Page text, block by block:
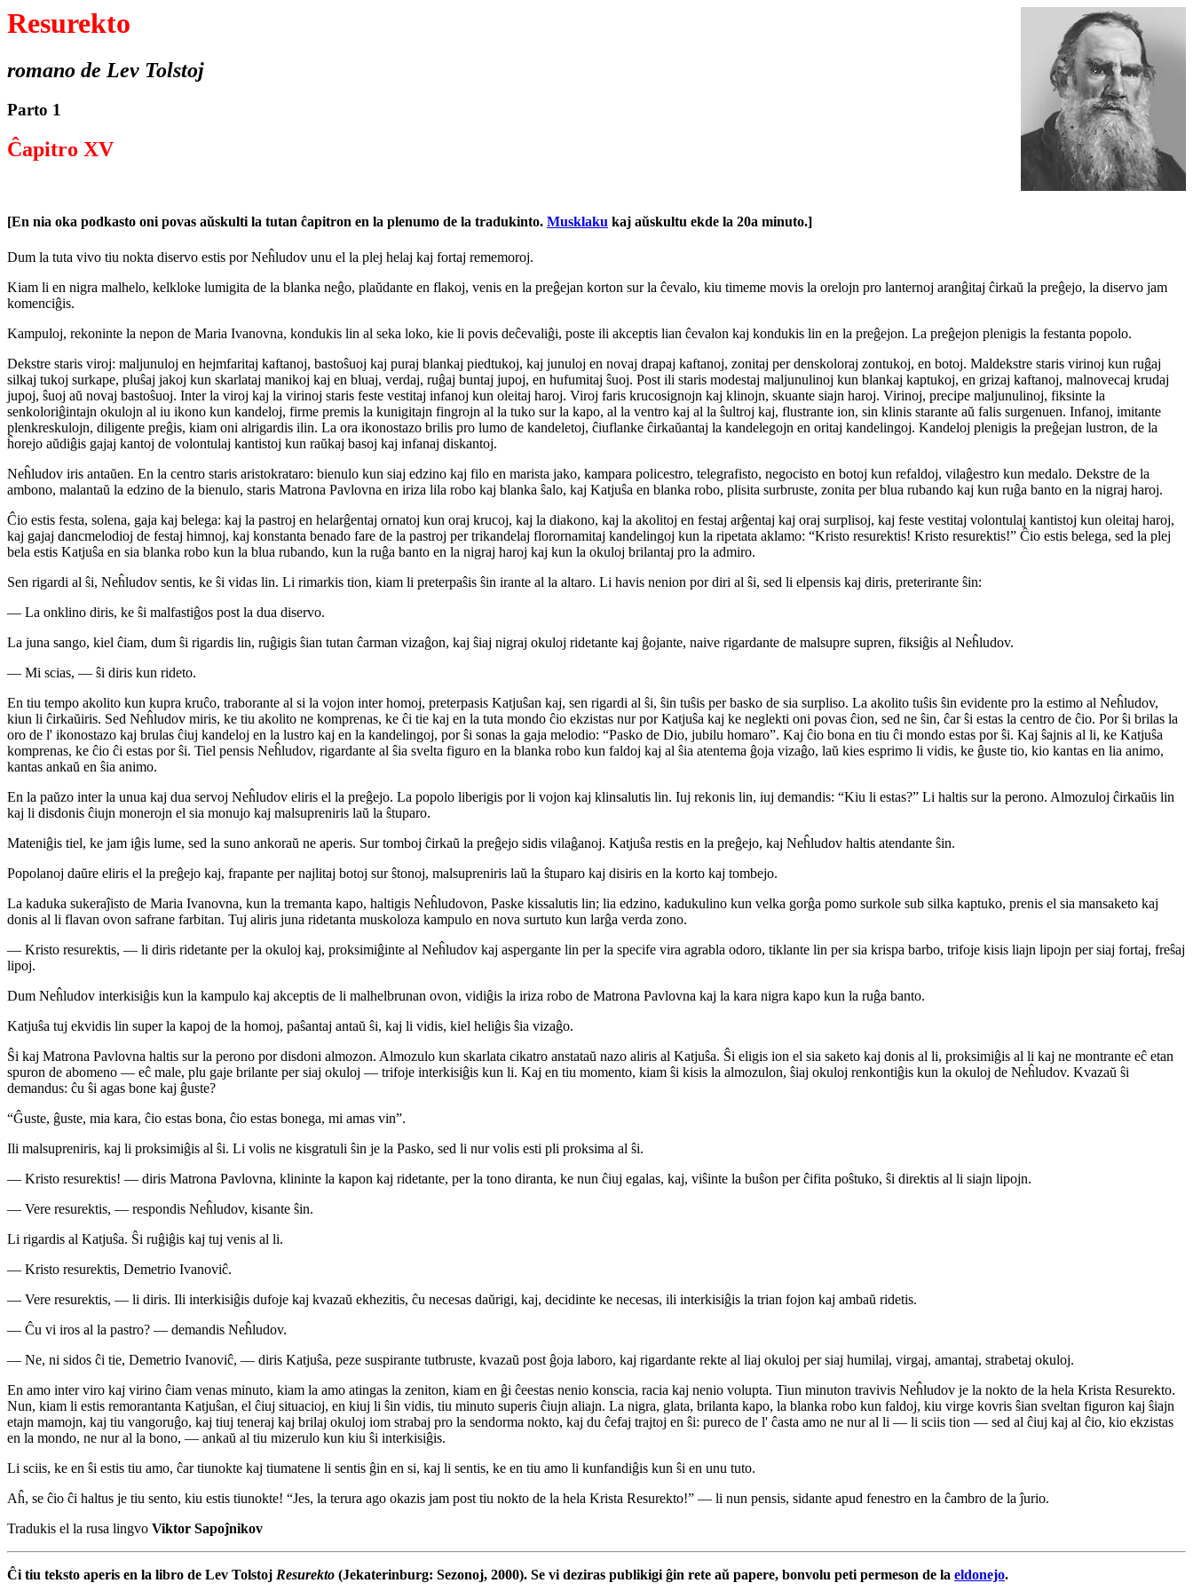
Resurekto
romano de Lev Tolstoj
Parto 1
Ĉapitro XV
[En nia oka podkasto oni povas aŭskulti la tutan ĉapitron en la plenumo de la tradukinto. Musklaku kaj aŭskultu ekde la 20a minuto.]
Dum la tuta vivo tiu nokta diservo estis por Neĥludov unu el la plej helaj kaj fortaj rememoroj.
Kiam li en nigra malhelo, kelkloke lumigita de la blanka neĝo, plaŭdante en flakoj, venis en la preĝejan korton sur la ĉevalo, kiu timeme movis la orelojn pro lanternoj aranĝitaj ĉirkaŭ la preĝejo, la diservo jam
komenciĝis.
Kampuloj, rekoninte la nepon de Maria Ivanovna, kondukis lin al seka loko, kie li povis deĉevaliĝi, poste ili akceptis lian ĉevalon kaj kondukis lin en la preĝejon. La preĝejon plenigis la festanta popolo.
Dekstre staris viroj: maljunuloj en hejmfaritaj kaftanoj, bastoŝuoj kaj puraj blankaj piedtukoj, kaj junuloj en novaj drapaj kaftanoj, zonitaj per denskoloraj zontukoj, en botoj. Maldekstre staris virinoj kun ruĝaj
silkaj tukoj surkape, pluŝaj jakoj kun skarlataj manikoj kaj en bluaj, verdaj, ruĝaj buntaj jupoj, en hufumitaj ŝuoj. Post ili staris modestaj maljunulinoj kun blankaj kaptukoj, en grizaj kaftanoj, malnovecaj krudaj
jupoj, ŝuoj aŭ novaj bastoŝuoj. Inter la viroj kaj la virinoj staris feste vestitaj infanoj kun oleitaj haroj. Viroj faris krucosignojn kaj klinojn, skuante siajn haroj. Virinoj, precipe maljunulinoj, fiksinte la
senkoloriĝintajn okulojn al iu ikono kun kandeloj, firme premis la kunigitajn fingrojn al la tuko sur la kapo, al la ventro kaj al la ŝultroj kaj, flustrante ion, sin klinis starante aŭ falis surgenuen. Infanoj, imitante
plenkreskulojn, diligente preĝis, kiam oni alrigardis ilin. La ora ikonostazo brilis pro lumo de kandeletoj, ĉiuflanke ĉirkaŭantaj la kandelegojn en oritaj kandelingoj. Kandeloj plenigis la preĝejan lustron, de la
ĥorejo aŭdiĝis gajaj kantoj de volontulaj kantistoj kun raŭkaj basoj kaj infanaj diskantoj.
Neĥludov iris antaŭen. En la centro staris aristokrataro: bienulo kun siaj edzino kaj filo en marista jako, kampara policestro, telegrafisto, negocisto en botoj kun refaldoj, vilaĝestro kun medalo. Dekstre de la
ambono, malantaŭ la edzino de la bienulo, staris Matrona Pavlovna en iriza lila robo kaj blanka ŝalo, kaj Katjuŝa en blanka robo, plisita surbruste, zonita per blua rubando kaj kun ruĝa banto en la nigraj haroj.
Ĉio estis festa, solena, gaja kaj belega: kaj la pastroj en helarĝentaj ornatoj kun oraj krucoj, kaj la diakono, kaj la akolitoj en festaj arĝentaj kaj oraj surplisoj, kaj feste vestitaj volontulaj kantistoj kun oleitaj haroj,
kaj gajaj dancmelodioj de festaj himnoj, kaj konstanta benado fare de la pastroj per trikandelaj florornamitaj kandelingoj kun la ripetata aklamo: “Kristo resurektis! Kristo resurektis!” Ĉio estis belega, sed la plej
bela estis Katjuŝa en sia blanka robo kun la blua rubando, kun la ruĝa banto en la nigraj haroj kaj kun la okuloj brilantaj pro la admiro.
Sen rigardi al ŝi, Neĥludov sentis, ke ŝi vidas lin. Li rimarkis tion, kiam li preterpaŝis ŝin irante al la altaro. Li havis nenion por diri al ŝi, sed li elpensis kaj diris, preterirante ŝin:
— La onklino diris, ke ŝi malfastiĝos post la dua diservo.
La juna sango, kiel ĉiam, dum ŝi rigardis lin, ruĝigis ŝian tutan ĉarman vizaĝon, kaj ŝiaj nigraj okuloj ridetante kaj ĝojante, naive rigardante de malsupre supren, fiksiĝis al Neĥludov.
— Mi scias, — ŝi diris kun rideto.
En tiu tempo akolito kun kupra kruĉo, traborante al si la vojon inter homoj, preterpasis Katjuŝan kaj, sen rigardi al ŝi, ŝin tuŝis per basko de sia surpliso. La akolito tuŝis ŝin evidente pro la estimo al Neĥludov,
kiun li ĉirkaŭiris. Sed Neĥludov miris, ke tiu akolito ne komprenas, ke ĉi tie kaj en la tuta mondo ĉio ekzistas nur por Katjuŝa kaj ke neglekti oni povas ĉion, sed ne ŝin, ĉar ŝi estas la centro de ĉio. Por ŝi brilas la
oro de l' ikonostazo kaj brulas ĉiuj kandeloj en la lustro kaj en la kandelingoj, por ŝi sonas la gaja melodio: “Pasko de Dio, jubilu homaro”. Kaj ĉio bona en tiu ĉi mondo estas por ŝi. Kaj ŝajnis al li, ke Katjuŝa
komprenas, ke ĉio ĉi estas por ŝi. Tiel pensis Neĥludov, rigardante al ŝia svelta figuro en la blanka robo kun faldoj kaj al ŝia atentema ĝoja vizaĝo, laŭ kies esprimo li vidis, ke ĝuste tio, kio kantas en lia animo,
kantas ankaŭ en ŝia animo.
En la paŭzo inter la unua kaj dua servoj Neĥludov eliris el la preĝejo. La popolo liberigis por li vojon kaj klinsalutis lin. Iuj rekonis lin, iuj demandis: “Kiu li estas?” Li haltis sur la perono. Almozuloj ĉirkaŭis lin
kaj li disdonis ĉiujn monerojn el sia monujo kaj malsupreniris laŭ la ŝtuparo.
Mateniĝis tiel, ke jam iĝis lume, sed la suno ankoraŭ ne aperis. Sur tomboj ĉirkaŭ la preĝejo sidis vilaĝanoj. Katjuŝa restis en la preĝejo, kaj Neĥludov haltis atendante ŝin.
Popolanoj daŭre eliris el la preĝejo kaj, frapante per najlitaj botoj sur ŝtonoj, malsupreniris laŭ la ŝtuparo kaj disiris en la korto kaj tombejo.
La kaduka sukeraĵisto de Maria Ivanovna, kun la tremanta kapo, haltigis Neĥludovon, Paske kissalutis lin; lia edzino, kadukulino kun velka gorĝa pomo surkole sub silka kaptuko, prenis el sia mansaketo kaj
donis al li flavan ovon safrane farbitan. Tuj aliris juna ridetanta muskoloza kampulo en nova surtuto kun larĝa verda zono.
— Kristo resurektis, — li diris ridetante per la okuloj kaj, proksimiĝinte al Neĥludov kaj aspergante lin per la specife vira agrabla odoro, tiklante lin per sia krispa barbo, trifoje kisis liajn lipojn per siaj fortaj, freŝaj
lipoj.
Dum Neĥludov interkisiĝis kun la kampulo kaj akceptis de li malhelbrunan ovon, vidiĝis la iriza robo de Matrona Pavlovna kaj la kara nigra kapo kun la ruĝa banto.
Katjuŝa tuj ekvidis lin super la kapoj de la homoj, paŝantaj antaŭ ŝi, kaj li vidis, kiel heliĝis ŝia vizaĝo.
Ŝi kaj Matrona Pavlovna haltis sur la perono por disdoni almozon. Almozulo kun skarlata cikatro anstataŭ nazo aliris al Katjuŝa. Ŝi eligis ion el sia saketo kaj donis al li, proksimiĝis al li kaj ne montrante eĉ etan
spuron de abomeno — eĉ male, plu gaje brilante per siaj okuloj — trifoje interkisiĝis kun li. Kaj en tiu momento, kiam ŝi kisis la almozulon, ŝiaj okuloj renkontiĝis kun la okuloj de Neĥludov. Kvazaŭ ŝi
demandus: ĉu ŝi agas bone kaj ĝuste?
“Ĝuste, ĝuste, mia kara, ĉio estas bona, ĉio estas bonega, mi amas vin”.
Ili malsupreniris, kaj li proksimiĝis al ŝi. Li volis ne kisgratuli ŝin je la Pasko, sed li nur volis esti pli proksima al ŝi.
— Kristo resurektis! — diris Matrona Pavlovna, klininte la kapon kaj ridetante, per la tono diranta, ke nun ĉiuj egalas, kaj, viŝinte la buŝon per ĉifita poŝtuko, ŝi direktis al li siajn lipojn.
— Vere resurektis, — respondis Neĥludov, kisante ŝin.
Li rigardis al Katjuŝa. Ŝi ruĝiĝis kaj tuj venis al li.
— Kristo resurektis, Demetrio Ivanoviĉ.
— Vere resurektis, — li diris. Ili interkisiĝis dufoje kaj kvazaŭ ekhezitis, ĉu necesas daŭrigi, kaj, decidinte ke necesas, ili interkisiĝis la trian fojon kaj ambaŭ ridetis.
— Ĉu vi iros al la pastro? — demandis Neĥludov.
— Ne, ni sidos ĉi tie, Demetrio Ivanoviĉ, — diris Katjuŝa, peze suspirante tutbruste, kvazaŭ post ĝoja laboro, kaj rigardante rekte al liaj okuloj per siaj humilaj, virgaj, amantaj, strabetaj okuloj.
En amo inter viro kaj virino ĉiam venas minuto, kiam la amo atingas la zeniton, kiam en ĝi ĉeestas nenio konscia, racia kaj nenio volupta. Tiun minuton travivis Neĥludov je la nokto de la hela Krista Resurekto.
Nun, kiam li estis remorantanta Katjuŝan, el ĉiuj situacioj, en kiuj li ŝin vidis, tiu minuto superis ĉiujn aliajn. La nigra, glata, brilanta kapo, la blanka robo kun faldoj, kiu virge kovris ŝian sveltan figuron kaj ŝiajn
etajn mamojn, kaj tiu vangoruĝo, kaj tiuj teneraj kaj brilaj okuloj iom strabaj pro la sendorma nokto, kaj du ĉefaj trajtoj en ŝi: pureco de l' ĉasta amo ne nur al li — li sciis tion — sed al ĉiuj kaj al ĉio, kio ekzistas
en la mondo, ne nur al la bono, — ankaŭ al tiu mizerulo kun kiu ŝi interkisiĝis.
Li sciis, ke en ŝi estis tiu amo, ĉar tiunokte kaj tiumatene li sentis ĝin en si, kaj li sentis, ke en tiu amo li kunfandiĝis kun ŝi en unu tuto.
Aĥ, se ĉio ĉi haltus je tiu sento, kiu estis tiunokte! “Jes, la terura ago okazis jam post tiu nokto de la hela Krista Resurekto!” — li nun pensis, sidante apud fenestro en la ĉambro de la ĵurio.
Tradukis el la rusa lingvo Viktor Sapoĵnikov
Ĉi tiu teksto aperis en la libro de Lev Tolstoj Resurekto (Jekaterinburg: Sezonoj, 2000). Se vi deziras publikigi ĝin rete aŭ papere, bonvolu peti permeson de la eldonejo.